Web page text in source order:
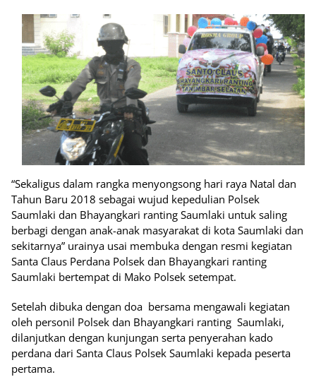
“Sekaligus dalam rangka menyongsong hari raya Natal dan
Tahun Baru 2018 sebagai wujud kepedulian Polsek
Saumlaki dan Bhayangkari ranting Saumlaki untuk saling
berbagi dengan anak-anak masyarakat di kota Saumlaki dan
sekitarnya” urainya usai membuka dengan resmi kegiatan
Santa Claus Perdana Polsek dan Bhayangkari ranting
Saumlaki bertempat di Mako Polsek setempat.
Setelah dibuka dengan doa bersama mengawali kegiatan
oleh personil Polsek dan Bhayangkari ranting Saumlaki,
dilanjutkan dengan kunjungan serta penyerahan kado
perdana dari Santa Claus Polsek Saumlaki kepada peserta
pertama.